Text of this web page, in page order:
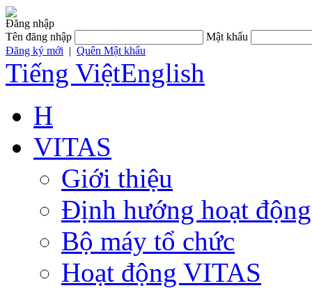
Đăng nhập
Tên đăng nhập
Mật khẩu
Đăng ký mới | Quên Mật khẩu
Tiếng ViệtEnglish
H
VITAS
Giới thiệu
Định hướng hoạt động
Bộ máy tổ chức
Hoạt động VITAS